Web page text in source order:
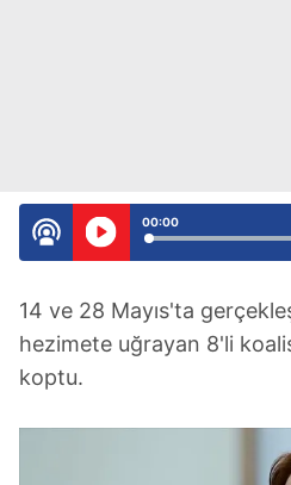
00:00
14 ve 28 Mayıs'ta
hezimete uğrayan 8'li
koptu.